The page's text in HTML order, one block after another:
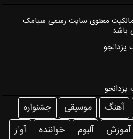
siamakyazdanjoo.com مالکیت معنوی سایت رسمی سیامک
باشد
یزدانجو
آهنگ موسیقی
جشنواره
آموزش آلبوم خواننده آواز